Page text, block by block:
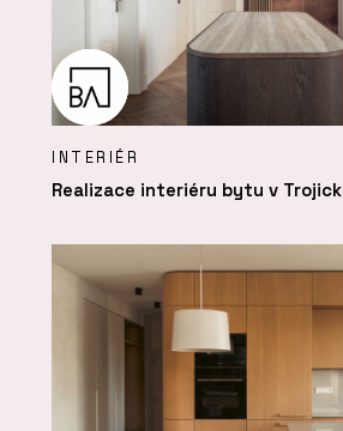
INTERIÉR
Realizace interiéru bytu v